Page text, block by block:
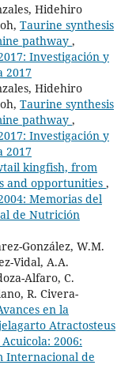
Hidehiro
Taurine synthesis
pathway ,
Investigación y
2017
Hidehiro
Taurine synthesis
pathway ,
Investigación y
2017
kingfish, from
and opportunities ,
Memorias del
de Nutrición
González, W.M.
Vidal, A.A.
Alfaro, C.
R. Civera-
en la
Atractosteus
2006:
Internacional de